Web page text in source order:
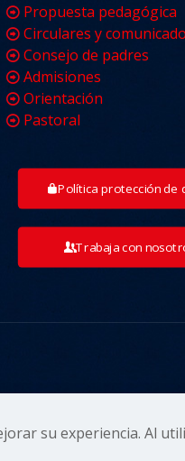
Propuesta pedagógica
Circulares y
Consejo de padres
Admisiones
Orientación
Pastoral
Política protección de
Trabaja con
Colegio Agustiniano
su experiencia. Al